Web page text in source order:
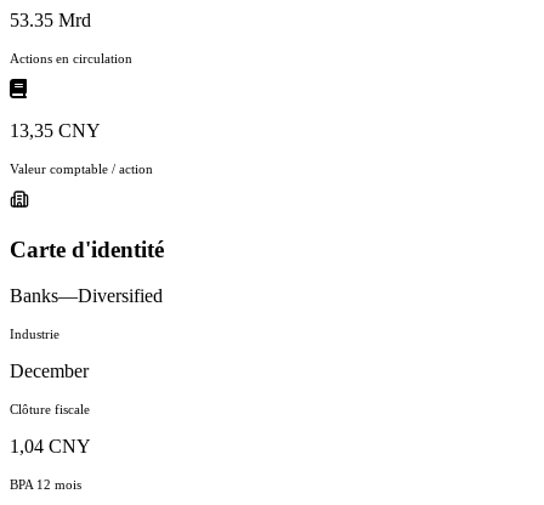
53.35 Mrd
Actions en circulation
13,35 CNY
Valeur comptable / action
Carte d'identité
Banks—Diversified
Industrie
December
Clôture fiscale
1,04 CNY
BPA 12 mois